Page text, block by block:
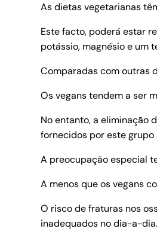
As dietas vegetarianas
Este facto, poderá estar
potássio, magnésio e um
Comparadas com outras
Os vegans tendem a ser
No entanto, a eliminação
fornecidos por este grupo
A preocupação especial
A menos que os vegans
O risco de fraturas nos
inadequados no dia-a-dia.